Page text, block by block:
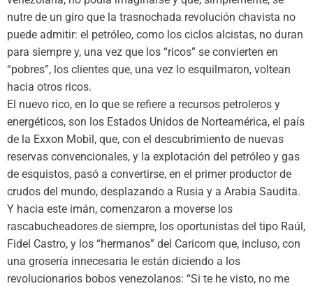
nutre de un giro que la trasnochada revolución chavista no
puede admitir: el petróleo, como los ciclos alcistas, no duran
para siempre y, una vez que los “ricos” se convierten en
“pobres”, los clientes que, una vez lo esquilmaron, voltean
hacia otros ricos.
El nuevo rico, en lo que se refiere a recursos petroleros y
energéticos, son los Estados Unidos de Norteamérica, el país
de la Exxon Mobil, que, con el descubrimiento de nuevas
reservas convencionales, y la explotación del petróleo y gas
de esquistos, pasó a convertirse, en el primer productor de
crudos del mundo, desplazando a Rusia y a Arabia Saudita.
Y hacia este imán, comenzaron a moverse los
rascabucheadores de siempre, los oportunistas del tipo Raúl,
Fidel Castro, y los “hermanos” del Caricom que, incluso, con
una grosería innecesaria le están diciendo a los
revolucionarios bobos venezolanos: “Si te he visto, no me